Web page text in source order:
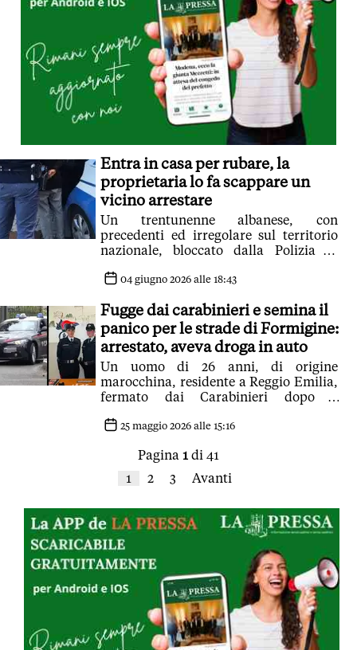
Entra in casa per rubare, la
proprietaria lo fa scappare un
vicino arrestare
Un trentunenne albanese, con
precedenti ed irregolare sul territorio
nazionale, bloccato dalla Polizia di
04 giugno 2026 alle 18:43
Fugge dai carabinieri e semina il
panico per le strade di Formigine:
arrestato, aveva droga in auto
Un uomo di 26 anni, di origine
marocchina, residente a Reggio Emilia,
fermato dai Carabinieri dopo 4
urbana. Con sé aveva 34 dosi di
25 maggio 2026 alle 15:16
Pagina 1 di 41
1
2 3 Avanti